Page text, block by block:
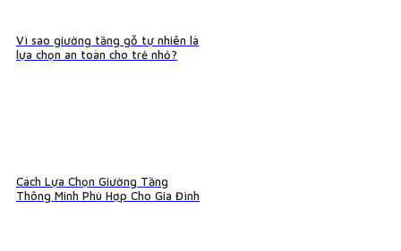
Vì sao giường tầng gỗ tự nhiên là
lựa chọn an toàn cho trẻ nhỏ?
Cách Lựa Chọn Giường Tầng
Thông Minh Phù Hợp Cho Gia Đình